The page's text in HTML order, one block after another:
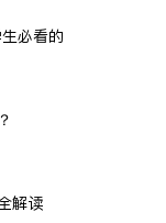
必看的
解读